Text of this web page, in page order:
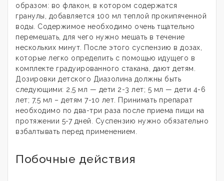
образом: во флакон, в котором содержатся
гранулы, добавляется 100 мл теплой прокипяченной
воды. Содержимое необходимо очень тщательно
перемешать, для чего нужно мешать в течение
нескольких минут. После этого суспензию в дозах,
которые легко определить с помощью идущего в
комплекте градуированного стакана, дают детям.
Дозировки детского Диазолина должны быть
следующими: 2,5 мл — дети 2-3 лет; 5 мл — дети 4-6
лет; 7,5 мл – детям 7-10 лет. Принимать препарат
необходимо по два-три раза после приема пищи на
протяжении 5-7 дней. Суспензию нужно обязательно
взбалтывать перед применением.
Побочные действия